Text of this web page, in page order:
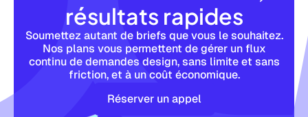
résultats rapides
Soumettez autant de briefs que vous le souhaitez.
Nos plans vous permettent de gérer un flux
continu de demandes design, sans limite et sans
friction, et à un coût économique.
Réserver un appel